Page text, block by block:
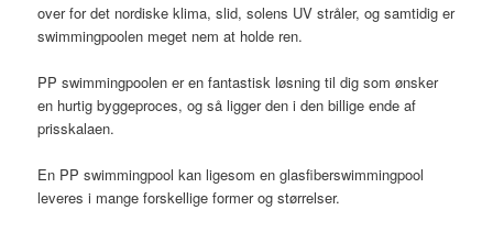
over for det nordiske klima, slid, solens UV stråler, og samtidig er
swimmingpoolen meget nem at holde ren.
PP swimmingpoolen er en fantastisk løsning til dig som ønsker
en hurtig byggeproces, og så ligger den i den billige ende af
prisskalaen.
En PP swimmingpool kan ligesom en glasfiberswimmingpool
leveres i mange forskellige former og størrelser.